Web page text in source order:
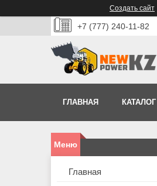
Создать сайт
+7 (777) 240-11-82
ГЛАВНАЯ КАТАЛОГ
Главная